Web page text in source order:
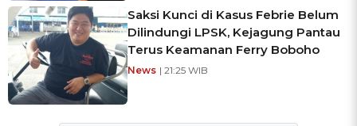
Saksi Kunci di Kasus Febrie Belum
Dilindungi LPSK, Kejagung Pantau
Terus Keamanan Ferry Boboho
News | 21:25 WIB